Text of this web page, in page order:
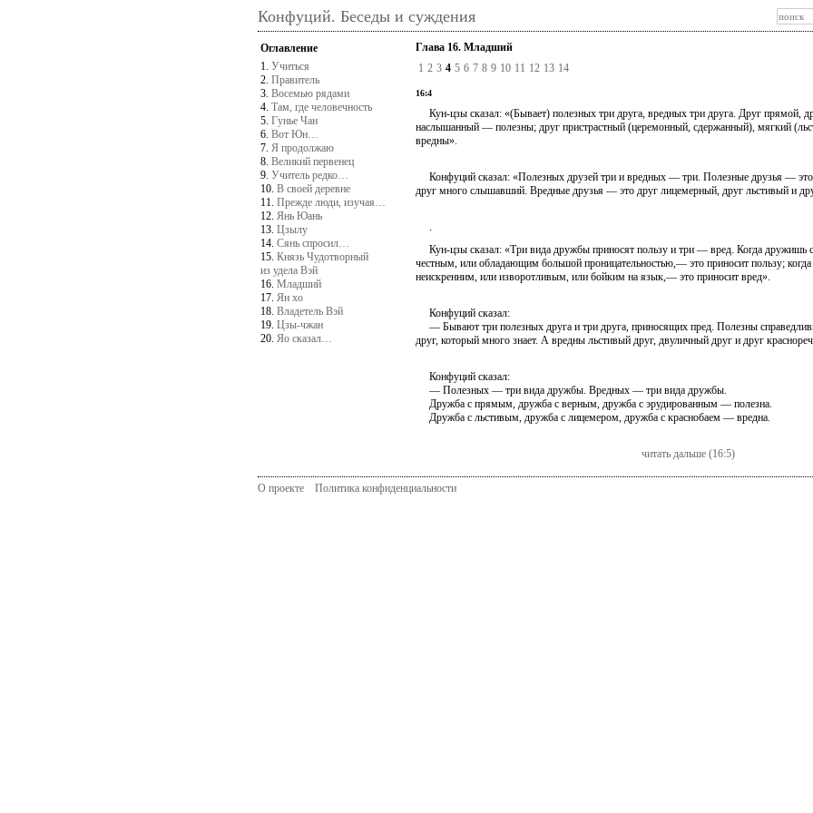
Конфуций. Беседы и суждения
Оглавление
1. Учиться
2. Правитель
3. Восемью рядами
4. Там, где человечность
5. Гунье Чан
6. Вот Юн…
7. Я продолжаю
8. Великий первенец
9. Учитель редко…
10. В своей деревне
11. Прежде люди, изучая…
12. Янь Юань
13. Цзылу
14. Сянь спросил…
15. Князь Чудотворный
из удела Вэй
16. Младший
17. Ян хо
18. Владетель Вэй
19. Цзы-чжан
20. Яо сказал…
Глава 16. Младший
1 2 3 4 5 6 7 8 9 10 11 12 13 14
16:4
Кун-цзы сказал: «(Бывает) полезных три друга, вредных три друга. Друг прямой,
наслышанный — полезны; друг пристрастный (церемонный, сдержанный), мягкий
вредны».
Конфуций сказал: «Полезных друзей три и вредных — три. Полезные друзья — это
друг много слышавший. Вредные друзья — это друг лицемерный, друг льстивый и
.
Кун-цзы сказал: «Три вида дружбы приносят пользу и три — вред. Когда дружишь
честным, или обладающим большой проницательностью,— это приносит пользу;
неискренним, или изворотливым, или бойким на язык,— это приносит вред».
Конфуций сказал:
— Бывают три полезных друга и три друга, приносящих пред. Полезны
друг, который много знает. А вредны льстивый друг, двуличный друг и друг
Конфуций сказал:
— Полезных — три вида дружбы. Вредных — три вида дружбы.
Дружба с прямым, дружба с верным, дружба с эрудированным — полезна.
Дружба с льстивым, дружба с лицемером, дружба с краснобаем — вредна.
читать дальше (16:5)
О проекте Политика конфиденциальности